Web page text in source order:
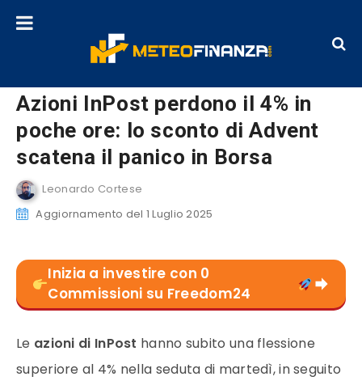
Azioni InPost perdono il 4% in
poche ore: lo sconto di Advent
scatena il panico in Borsa
Leonardo Cortese
Aggiornamento del 1 Luglio 2025
Inizia a investire con 0
Commissioni su Freedom24
Le azioni di InPost hanno subito una flessione
superiore al 4% nella seduta di martedì, in seguito